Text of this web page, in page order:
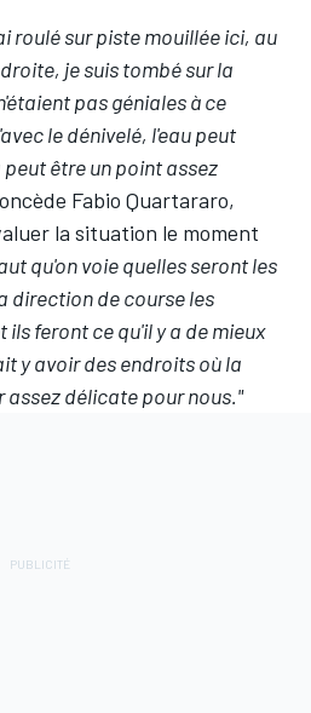
roulé sur piste mouillée ici, au
je suis tombé sur la
pas géniales à ce
le dénivelé, l'eau peut
être un point assez
Fabio Quartararo,
la situation le moment
qu'on voie quelles seront les
direction de course les
feront ce qu'il y a de mieux
y avoir des endroits où la
délicate pour nous."